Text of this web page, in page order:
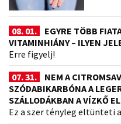
08. 01.
EGYRE TÖBB
VITAMINHIÁNY – ILYEN
Erre figyelj!
07. 31.
NEM A
SZÓDABIKARBÓNA A
SZÁLLODÁKBAN A VÍZKŐ
Ez a szer tényleg eltünteti